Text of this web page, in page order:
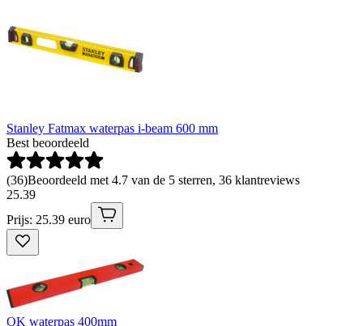
Stanley Fatmax waterpas i-beam 600 mm
Best beoordeeld
(36)Beoordeeld met 4.7 van de 5 sterren, 36 klantreviews
25.39
Prijs: 25.39 euro
OK waterpas 400mm